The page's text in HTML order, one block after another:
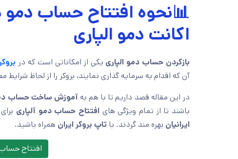
📊نحوه افتتاح حساب
اکانت دمو الپاری
بازکردن حساب دمو الپاری یکی از امکاناتی است که در
آن که اقدام به سرمایه گذاری نمایند، بروکر را از لحاظ
در این مقاله قصد داریم تا با هم بهآموزش ساخت حساب
باشند تا از تمام ویژگی های افتتاح حساب دمو آلپاری
ایرانیان بهره مند گردند. با تاپ بروکر ایران همراه باشید.
افتتاح حساب